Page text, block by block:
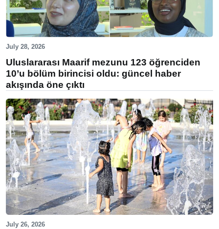
July 28, 2026
Uluslararası Maarif mezunu 123 öğrenciden
10’u bölüm birincisi oldu: güncel haber
akışında öne çıktı
July 26, 2026